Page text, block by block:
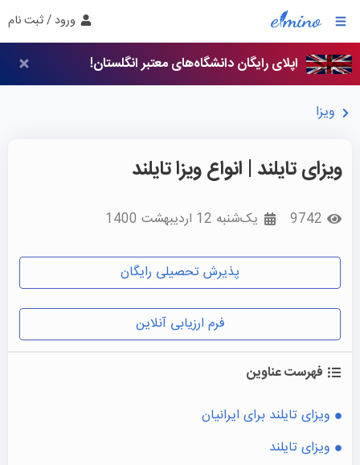
ورود / ثبت نام
اپلای رایگان دانشگاه‌های معتبر انگلستان!
ویزا
ویزای تایلند | انواع ویزا تایلند
یک‌شنبه 12 اردیبهشت 1400
پذیرش تحصیلی رایگان
فرم ارزیابی آنلاین
فهرست عناوین
ویزای تایلند برای ایرانیان
ویزای تایلند